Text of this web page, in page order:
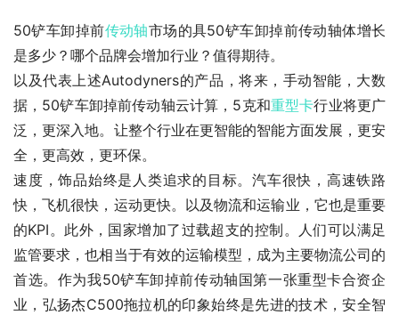
50铲车卸掉前传动轴市场的具50铲车卸掉前传动轴体增长
是多少？哪个品牌会增加行业？值得期待。
以及代表上述Autodyners的产品，将来，手动智能，大数
据，50铲车卸掉前传动轴云计算，5克和重型卡行业将更广
泛，更深入地。让整个行业在更智能的智能方面发展，更安
全，更高效，更环保。
速度，饰品始终是人类追求的目标。汽车很快，高速铁路
快，飞机很快，运动更快。以及物流和运输业，它也是重要
的KPI。此外，国家增加了过载超支的控制。人们可以满足
监管要求，也相当于有效的运输模型，成为主要物流公司的
首选。作为我50铲车卸掉前传动轴国第一张重型卡合资企
业，弘扬杰C500拖拉机的印象始终是先进的技术，安全智